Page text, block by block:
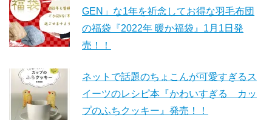
GEN」な1年を祈念してお得な羽毛布団
の福袋『2022年 暖か福袋』1月1日発
売！！
ネットで話題のちょこんが可愛すぎるス
イーツのレシピ本『かわいすぎる カッ
プのふちクッキー』発売！！